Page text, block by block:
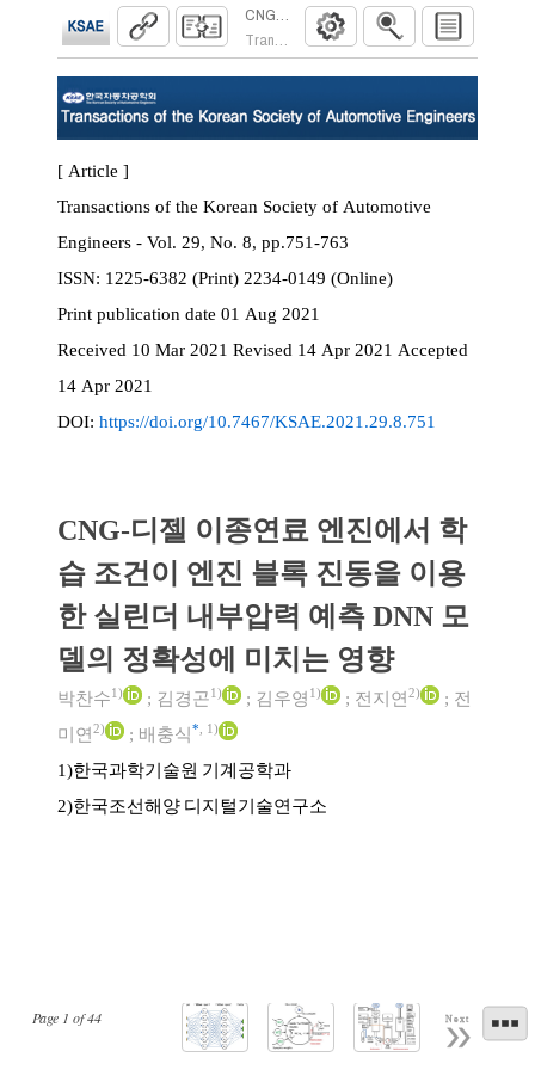
CNG-디젤 이종연료 엔진에서 학습 조건
Transactions of the Korean Society of
Page 1 of44 Next
[ Article ]
Transactions of the Korean Society of Automotive
Engineers - Vol. 29, No. 8, pp.751-763
ISSN:
1225-6382 (Print) 2234-0149 (Online)
Print publication date 01 Aug 2021
Received 10 Mar 2021 Revised 14 Apr 2021 Accepted
14 Apr 2021
DOI: https://doi.org/10.7467/KSAE.2021.29.8.751
CNG-디젤 이종연료 엔진에서 학
습 조건이 엔진 블록 진동을 이용
한 실린더 내부압력 예측 DNN 모
델의 정확성에 미치는 영향
박찬수1) ; 김경곤1) ; 김우영 1) ; 전지연2) ; 전
미연2) ; 배충식* 1)
1)한국과학기술원 기계공학과
2)한국조선해양 디지털기술연구소